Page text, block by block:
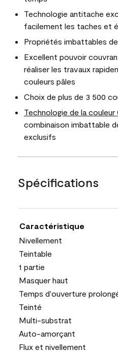
Technologie antitache
facilement les taches et
Propriétés imbattables
Excellent pouvoir
réaliser les travaux
couleurs pâles
Choix de plus de 3 500
Technologie de la couleur
combinaison imbattable
exclusifs
Spécifications
Caractéristique
Nivellement
Teintable
1 partie
Masquer haut
Temps d'ouverture
Teinté
Multi-substrat
Auto-amorçant
Flux et nivellement